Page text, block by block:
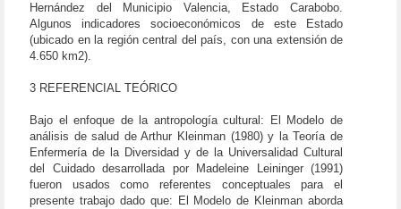
Hernández del Municipio Valencia, Estado Carabobo.
Algunos indicadores socioeconómicos de este Estado
(ubicado en la región central del país, con una extensión de
4.650 km2).
3 REFERENCIAL TEÓRICO
Bajo el enfoque de la antropología cultural: El Modelo de
análisis de salud de Arthur Kleinman (1980) y la Teoría de
Enfermería de la Diversidad y de la Universalidad Cultural
del Cuidado desarrollada por Madeleine Leininger (1991)
fueron usados como referentes conceptuales para el
presente trabajo dado que: El Modelo de Kleinman aborda